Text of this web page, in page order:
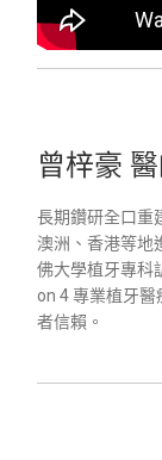
曾梓豪
長期鑽研全口重
澳洲、香港等地
佛大學植牙專科
on 4 專業植牙
者信賴。